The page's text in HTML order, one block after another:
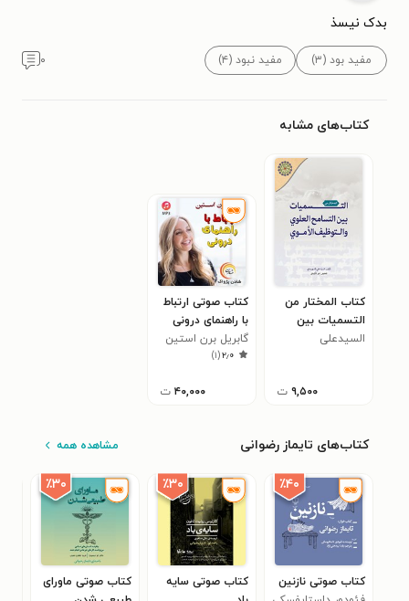
بدک نیسذ
مفید بود (۳) مفید نبود (۴) ۰
کتاب‌های مشابه
کتاب المختار من
التسمیات بین
التسامح العلوی و
السیدعلی
۹,۵۰۰ ت
کتاب صوتی ارتباط
با راهنمای درونی
گابریل برن استین
۲٫۰(۱)
۴۰,۰۰۰ ت
کتاب‌های تایماز رضوانی مشاهده همه
٪۴۰
کتاب صوتی نازنین
٪۳۰
کتاب صوتی سایه
٪۳۰
کتاب صوتی ماورای